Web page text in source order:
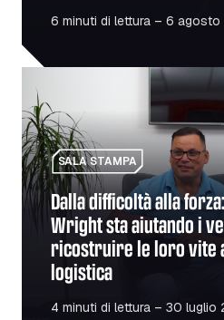
6 minuti di lettura – 6 agosto
Dalla difficoltà alla forza:
SALA STAMPA
Dalla difficoltà alla
Wright sta aiutando i
ricostruire le loro vite
logistica
4 minuti di lettura – 30 luglio